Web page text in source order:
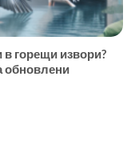
горещи извори?
обновлени